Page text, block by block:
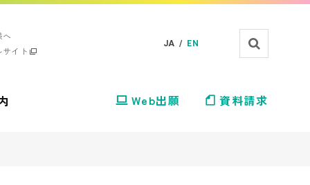
イト
JA / EN
Web出願 資料請求